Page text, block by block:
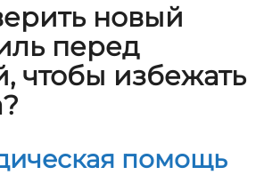
новый
перед
чтобы избежать
помощь